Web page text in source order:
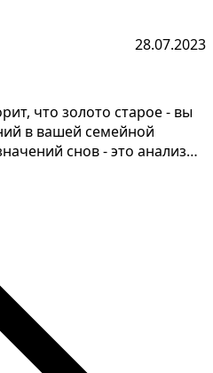
28.07.2023
что золото старое - вы
в вашей семейной
снов - это анализ